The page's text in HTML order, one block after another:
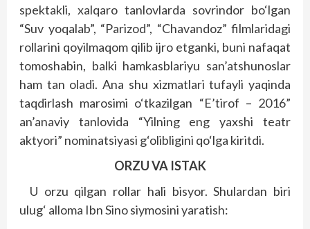
spektakli, xalqaro tanlovlarda sovrindor bo‘lgan
“Suv yoqalab”, “Parizod”, “Chavandoz” filmlaridagi
rollarini qoyilmaqom qilib ijro etganki, buni nafaqat
tomoshabin, balki hamkasblariyu san’atshunoslar
ham tan oladi. Ana shu xizmatlari tufayli yaqinda
taqdirlash marosimi o‘tkazilgan “E’tirof – 2016”
an’anaviy tanlovida “Yilning eng yaxshi teatr
aktyori” nominatsiyasi g‘olibligini qo‘lga kiritdi.
ORZU VA ISTAK
U orzu qilgan rollar hali bisyor. Shulardan biri
ulug‘ alloma Ibn Sino siymosini yaratish: